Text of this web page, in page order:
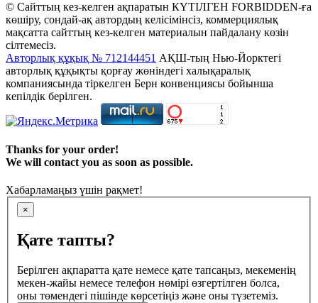
© Сайттың кез-келген ақпаратын КҮТІЛГЕН FORBIDDEN-ға
көшіру, сондай-ақ автордың келісімінсіз, коммерциялық
мақсатта сайттың кез-келген материалын пайдалану көзін
сілтемесіз.
Авторлық құқық № 712144451 АҚШ-тың Нью-Йорктегі
авторлық құқықты қорғау жөніндегі халықаралық
компаниясында тіркелген Берн конвенциясы бойынша
кепілдік берілген.
Thanks for your order!
We will contact you as soon as possible.
Хабарламаңыз үшін рақмет!
×
Қате тапты?
Берілген ақпаратта қате немесе қате тапсаңыз, мекеменің
мекен-жайы немесе телефон нөмірі өзгертілген болса,
оны төмендегі пішінде көрсетіңіз және оны түзетеміз.